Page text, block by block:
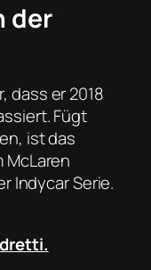
der
dass er 2018
Fügt
ist das
McLaren
Indycar Serie.